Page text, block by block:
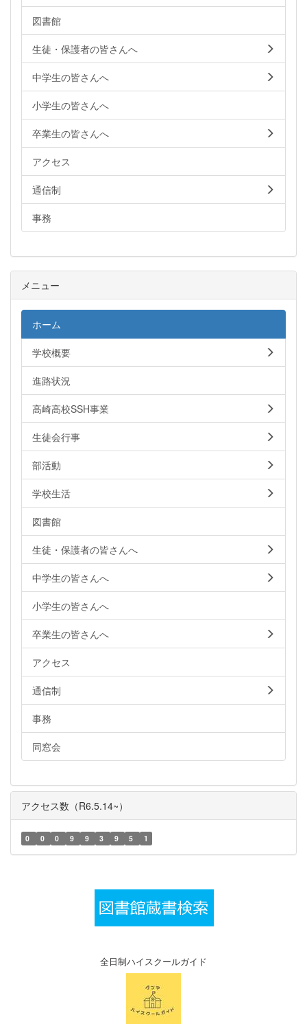
図書館
生徒・保護者の皆さんへ
中学生の皆さんへ
小学生の皆さんへ
卒業生の皆さんへ
アクセス
通信制
事務
メニュー
ホーム
学校概要
進路状況
高崎高校SSH事業
生徒会行事
部活動
学校生活
図書館
生徒・保護者の皆さんへ
中学生の皆さんへ
小学生の皆さんへ
卒業生の皆さんへ
アクセス
通信制
事務
同窓会
アクセス数（R6.5.14~）
0 0 0 9 9 3 9 5 1
全日制ハイスクールガイド